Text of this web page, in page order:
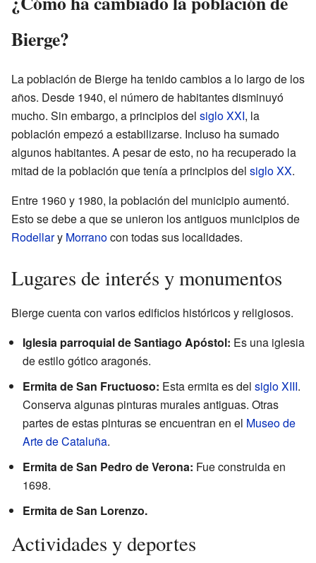
Bierge?
La población de Bierge ha tenido cambios a lo largo de los
años. Desde 1940, el número de habitantes disminuyó
mucho. Sin embargo, a principios del siglo XXI, la
población empezó a estabilizarse. Incluso ha sumado
algunos habitantes. A pesar de esto, no ha recuperado la
mitad de la población que tenía a principios del siglo XX.
Entre 1960 y 1980, la población del municipio aumentó.
Esto se debe a que se unieron los antiguos municipios de
Rodellary Morranocon todas sus localidades.
Lugares de interés y monumentos
Bierge cuenta con varios edificios históricos y religiosos.
Iglesia parroquial de Santiago Apóstol: Es una iglesia
de estilo gótico aragonés.
Ermita de San Fructuoso: Esta ermita es del siglo XIII.
Conserva algunas pinturas murales antiguas. Otras
partes de estas pinturas se encuentran en el Museo de
Arte de Cataluña.
Ermita de San Pedro de Verona: Fue construida en
1698.
Ermita de San Lorenzo.
Actividades y deportes